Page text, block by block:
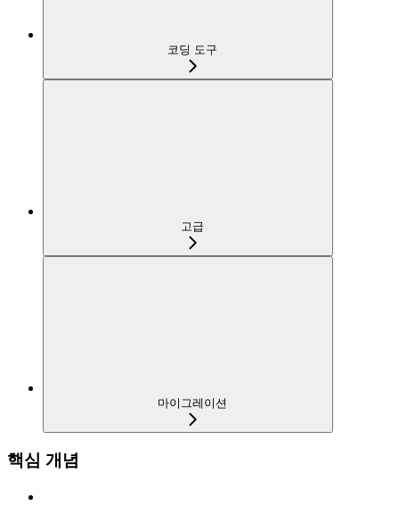
코딩 도구
고급
마이그레이션
핵심 개념